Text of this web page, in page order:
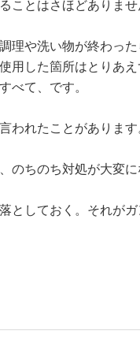
ことはさほどありませ
理や洗い物が終わっ
用した箇所はとりあ
べて、です。
われたことがありま
のちのち対処が大変に
としておく。それが